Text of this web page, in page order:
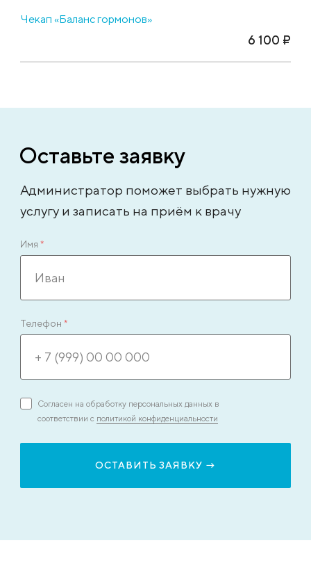
Чекап «Баланс гормонов»
6 100 ₽
Оставьте заявку
Администратор поможет выбрать нужную
услугу и записать на приём к врачу
Имя *
Телефон *
Согласен на обработку персональных данных в
соответствии с политикой конфиденциальности